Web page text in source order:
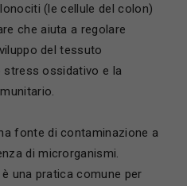
(le cellule del colon)
che aiuta a regolare
del tessuto
stress ossidativo e la
fonte di contaminazione a
di microrganismi.
una pratica comune per